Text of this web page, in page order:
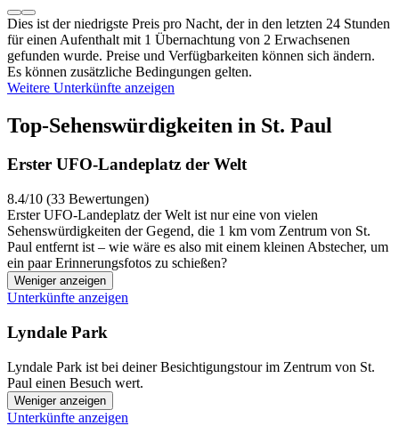
Dies ist der niedrigste Preis pro Nacht, der in den letzten 24 Stunden
für einen Aufenthalt mit 1 Übernachtung von 2 Erwachsenen
gefunden wurde. Preise und Verfügbarkeiten können sich ändern.
Es können zusätzliche Bedingungen gelten.
Weitere Unterkünfte anzeigen
Top-Sehenswürdigkeiten in St. Paul
Erster UFO-Landeplatz der Welt
8.4/10 (33 Bewertungen)
Erster UFO-Landeplatz der Welt ist nur eine von vielen
Sehenswürdigkeiten der Gegend, die 1 km vom Zentrum von St.
Paul entfernt ist – wie wäre es also mit einem kleinen Abstecher, um
ein paar Erinnerungsfotos zu schießen?
Weniger anzeigen
Unterkünfte anzeigen
Lyndale Park
Lyndale Park ist bei deiner Besichtigungstour im Zentrum von St.
Paul einen Besuch wert.
Weniger anzeigen
Unterkünfte anzeigen